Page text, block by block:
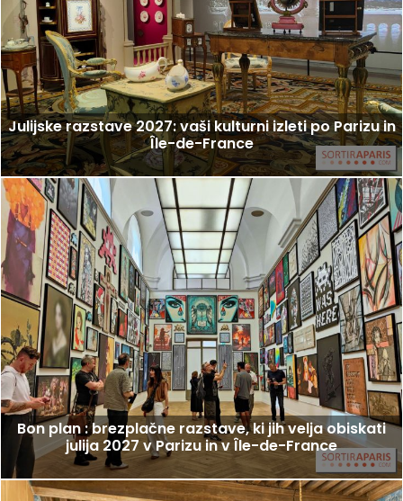
Julijske razstave 2027: vaši kulturni izleti po Parizu in
Île-de-France
Bon plan : brezplačne razstave, ki jih velja obiskati
julija 2027 v Parizu in v Île-de-France